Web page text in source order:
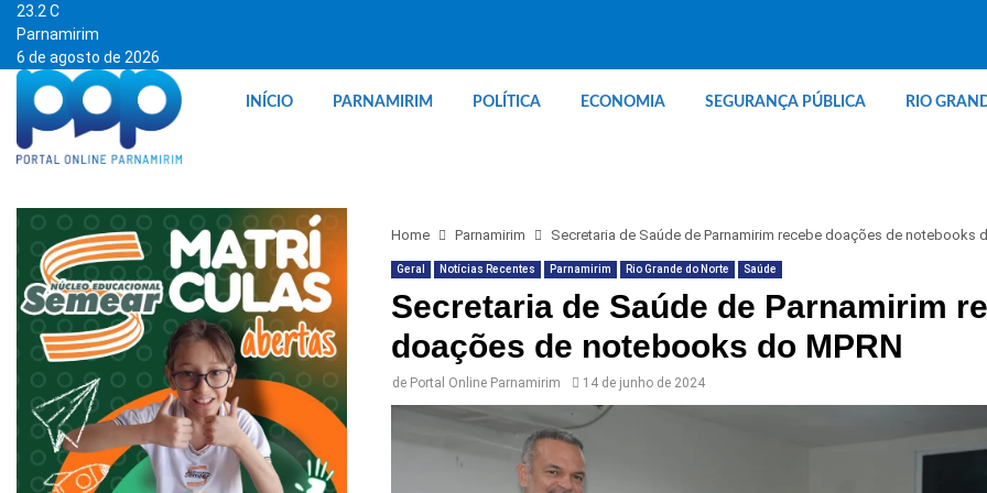
23.2 C
Parnamirim
6 de agosto de 2026
INÍCIO PARNAMIRIM POLÍTICA ECONOMIA SEGURANÇA PÚBLICA RIO
Home Parnamirim Secretaria de Saúde de Parnamirim recebe doações de notebooks
Geral Notícias Recentes Parnamirim Rio Grande do Norte Saúde
Secretaria de Saúde de Parnamirim
doações de notebooks do MPRN
de Portal Online Parnamirim 14 de junho de 2024